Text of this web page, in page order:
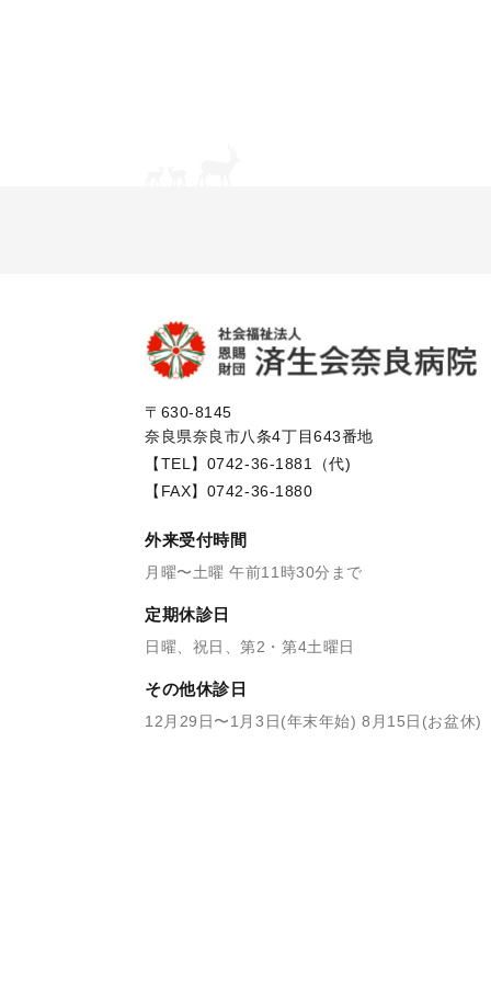
〒630-8145
奈良県奈良市八条4丁目643番地
【TEL】 0742-36-1881（代)
【FAX】0742-36-1880
外来受付時間
月曜〜土曜 午前11時30分まで
定期休診日
日曜、祝日、第2・第4土曜日
その他休診日
12月29日〜1月3日(年末年始) 8月15日(お盆休)